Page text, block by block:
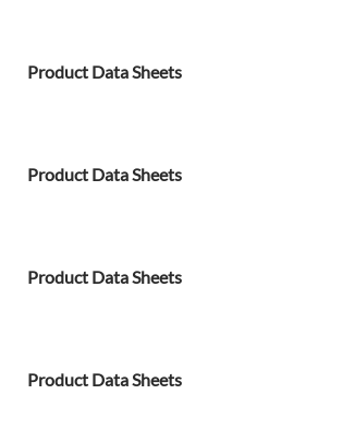
Product Data Sheets
Product Data Sheets
Product Data Sheets
Product Data Sheets